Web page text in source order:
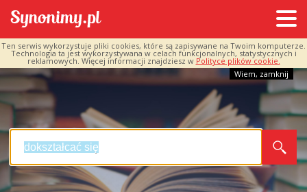
Ten serwis wykorzystuje pliki cookies, które są zapisywane na Twoim komputerze.
Technologia ta jest wykorzystywana w celach funkcjonalnych, statystycznych i
reklamowych. Więcej informacji znajdziesz w Polityce plików cookie.
Wiem, zamknij